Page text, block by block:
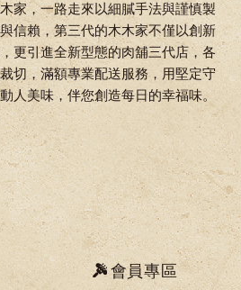
家，一路走來以細膩手法與謹慎製
信賴，第三代的木木家不僅以創新
更引進全新型態的肉舖三代店，各
切，滿額專業配送服務，用堅定守
人美味，伴您創造每日的幸福味。
會員專區